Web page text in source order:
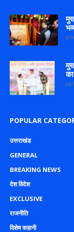
POPULAR
उत्तराखंड
GENERAL
BREAKING NEWS
देश विदेश
EXCLUSIVE
राजनीति
विशेष कहानी